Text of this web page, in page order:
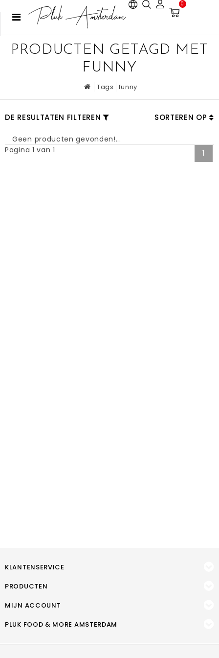
0
PRODUCTEN GETAGD MET
FUNNY
Tags funny
DE RESULTATEN FILTEREN SORTEREN OP
Geen producten gevonden!...
Pagina 1 van 1
1
KLANTENSERVICE
PRODUCTEN
MIJN ACCOUNT
PLUK FOOD & MORE AMSTERDAM